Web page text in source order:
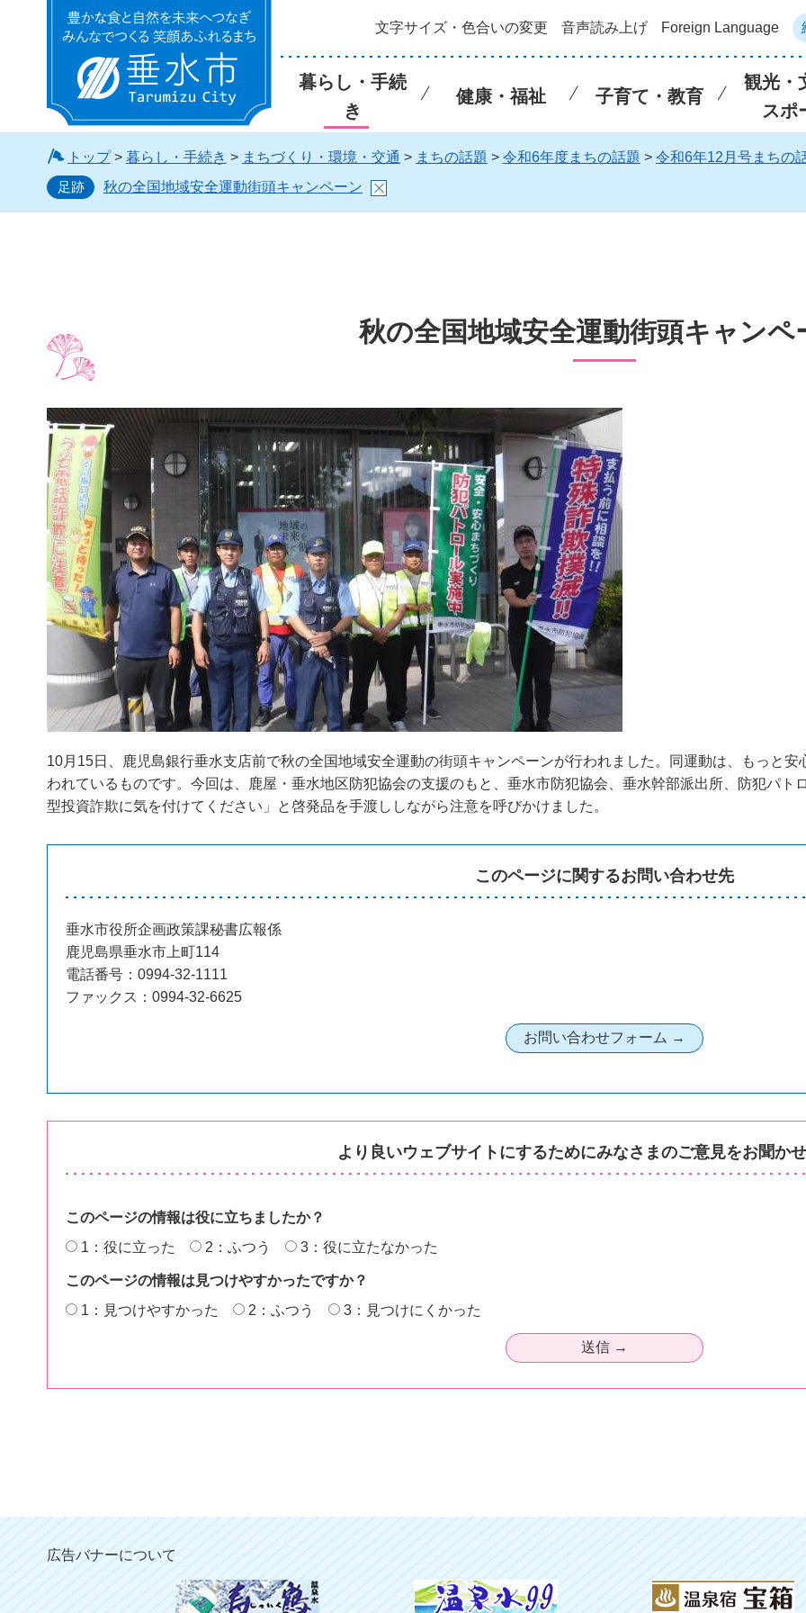
垂水市 文字サイズ・色合いの変更 音声読み上げ Foreign Language
暮らし・手続
き
健康・福祉 子育て・教育
観光・
スポ
トップ> 暮らし・手続き > まちづくり・環境・交通 > まちの話題 > 令和6年度まちの話題 > 令和6年12月号まちの
足跡
秋の全国地域安全運動街頭キャンペーン
秋の全国地域安全運動街頭キャンペ
10月15日、鹿児島銀行垂水支店前で秋の全国地域安全運動の街頭キャンペーンが行われました。同運動は、もっと
われているものです。今回は、鹿屋・垂水地区防犯協会の支援のもと、垂水市防犯協会、垂水幹部派出所、防犯パ
型投資詐欺に気を付けてください」と啓発品を手渡ししながら注意を呼びかけました。
このページに関するお問い合わせ先
垂水市役所企画政策課秘書広報係
鹿児島県垂水市上町114
電話番号：0994-32-1111
ファックス：0994-32-6625
より良いウェブサイトにするためにみなさまのご意見をお聞か
このページの情報は役に立ちましたか？
1：役に立った
2：ふつう 3：役に立たなかった
このページの情報は見つけやすかったですか？
1：見つけやすかった
2：ふつう 3：見つけにくかった
広告バナーについて